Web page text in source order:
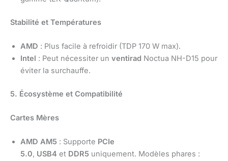
Stabilité et Températures
AMD : Plus facile à refroidir (TDP 170 W max).
Intel : Peut nécessiter un ventirad Noctua NH-D15 pour
éviter la surchauffe.
5. Écosystème et Compatibilité
Cartes Mères
AMD AM5 : Supporte PCIe
5.0, USB4 et DDR5 uniquement. Modèles phares :